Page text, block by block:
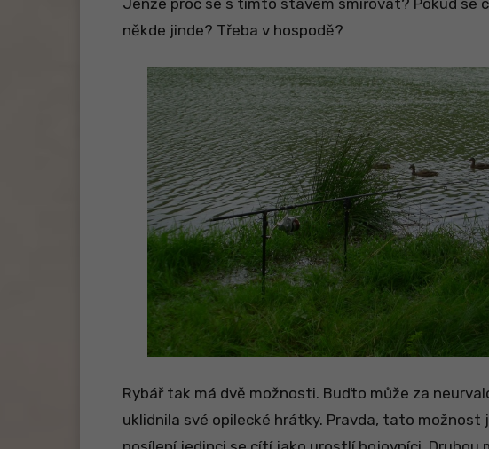
Jenže proč se s tímto stavem smiřovat? Pokud
někde jinde? Třeba v hospodě?
Rybář tak má dvě možnosti. Buďto může za
uklidnila své opilecké hrátky. Pravda, tato